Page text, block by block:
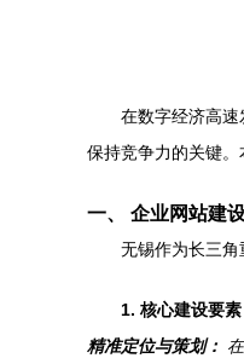
在数字经济高
保持竞争力的关键
一、 企业网站建
无锡作为长三角
1. 核心建设要素
精准定位与策划：